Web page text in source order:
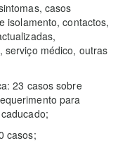
casos
isolamento, contactos,
serviço médico, outras
23 casos sobre
para
casos;